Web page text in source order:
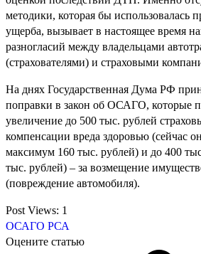
методики, которая бы использовалась
ущерба, вызывает в настоящее время
разногласий между владельцами
(страхователями) и страховыми
На днях Государственная Дума РФ
поправки в закон об ОСАГО, которые
увеличение до 500 тыс. рублей
компенсации вреда здоровью (сейчас
максимум 160 тыс. рублей) и до 400
тыс. рублей) – за возмещение
(повреждение автомобиля).
Post Views: 1
ОСАГО РСА
Оцените статью